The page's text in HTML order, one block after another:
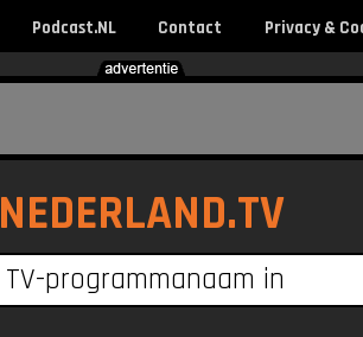
Podcast.NL Contact Privacy &
NEDERLAND.TV